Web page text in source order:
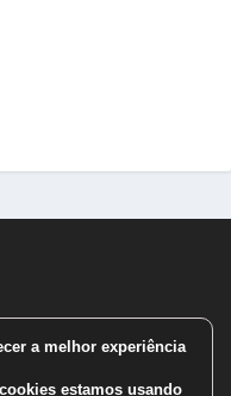
a melhor experiência
estamos usando